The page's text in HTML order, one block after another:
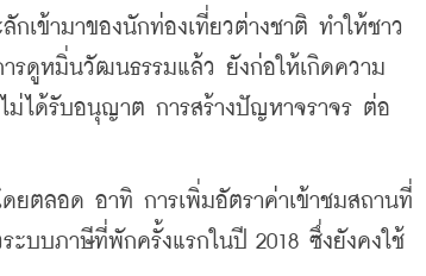
เข้ามาของนักท่องเที่ยวต่างชาติ ทำให้ชาว
ารดูหมิ่นวัฒนธรรมแล้ว ยังก่อให้เกิดความ
ม่ได้รับอนุญาต การสร้างปัญหาจราจร ต่อ
ตลอด อาทิ การเพิ่มอัตราค่าเข้าชมสถานที่
ะบบภาษีที่พักครั้งแรกในปี 2018 ซึ่งยังคงใช้